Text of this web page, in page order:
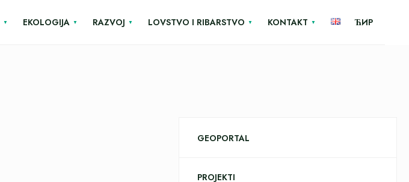
EKOLOGIJA RAZVOJ LOVSTVO I RIBARSTVO KONTAKT ЋИР
GEOPORTAL
PROJEKTI